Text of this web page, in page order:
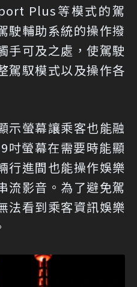
Plus等模式的駕
駛輔助系統的操作撥
手可及之處，使駕駛
駕馭模式以及操作各
示螢幕讓乘客也能融
吋螢幕在需要時能顯
行進間也能操作娛樂
流影音。為了避免駕
法看到乘客資訊娛樂